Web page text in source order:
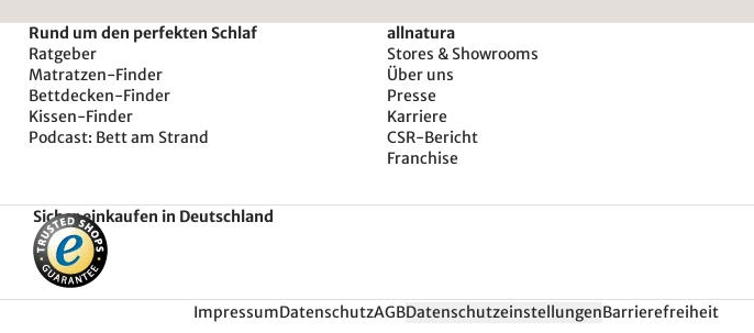
Rund um den perfekten Schlaf
Ratgeber
Matratzen-Finder
Bettdecken-Finder
Kissen-Finder
Podcast: Bett am Strand
allnatura
Stores & Showrooms
Über uns
Presse
Karriere
CSR-Bericht
Franchise
Sicher einkaufen in Deutschland
ImpressumDatenschutzAGBDatenschutzeinstellungenBarrierefreiheit